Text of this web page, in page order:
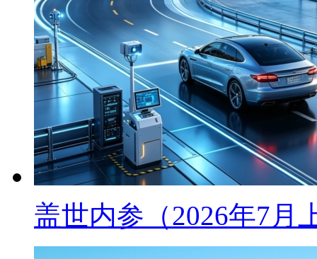
盖世内参（2026年7月